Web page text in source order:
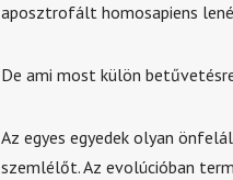
aposztrofált homosapiens
De ami most külön
Az egyes egyedek olyan
szemlélőt. Az evolúcióban